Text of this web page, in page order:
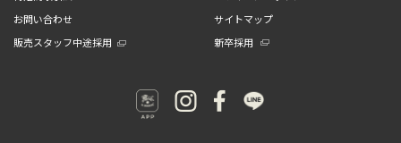
お問い合わせ
サイトマップ
販売スタッフ中途採用
新卒採用